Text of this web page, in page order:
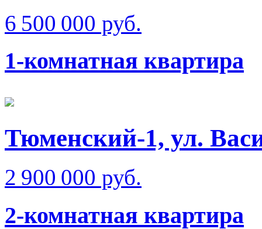
6 500 000 руб.
1-комнатная квартира
Тюменский-1, ул.
2 900 000 руб.
2-комнатная квартира